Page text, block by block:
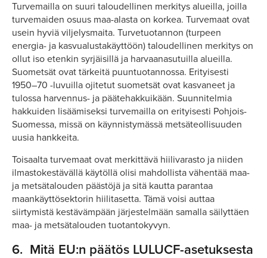
Turvemailla on suuri taloudellinen merkitys alueilla, joilla
turvemaiden osuus maa-alasta on korkea. Turvemaat ovat
usein hyviä viljelysmaita. Turvetuotannon (turpeen
energia- ja kasvualustakäyttöön) taloudellinen merkitys on
ollut iso etenkin syrjäisillä ja harvaanasutuilla alueilla.
Suometsät ovat tärkeitä puuntuotannossa. Erityisesti
1950–70 -luvuilla ojitetut suometsät ovat kasvaneet ja
tulossa harvennus- ja päätehakkuikään. Suunnitelmia
hakkuiden lisäämiseksi turvemailla on erityisesti Pohjois-
Suomessa, missä on käynnistymässä metsäteollisuuden
uusia hankkeita.
Toisaalta turvemaat ovat merkittävä hiilivarasto ja niiden
ilmastokestävällä käytöllä olisi mahdollista vähentää maa-
ja metsätalouden päästöjä ja sitä kautta parantaa
maankäyttösektorin hiilitasetta. Tämä voisi auttaa
siirtymistä kestävämpään järjestelmään samalla säilyttäen
maa- ja metsätalouden tuotantokyvyn.
6. Mitä EU:n päätös LULUCF-asetuksesta